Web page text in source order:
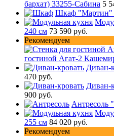
бархат) 33255-Сабина 5
Шкаф "Мартин"
240 см 73 590 руб.
Рекомендуем
гостиной Агат-2
Диван-
470 руб.
Диван-
900 руб.
Антресоль
255 см 84 020 руб.
Рекомендуем